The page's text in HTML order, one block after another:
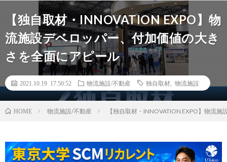
【独自取材・INNOVATION EXPO】物
流施設デベロッパー、付加価値の大き
さを全面にアピール
2021.10.19 17:50:52 物流施設/不動産 独自取材 物流施設
HOME 物流施設/不動産 【独自取材・INNOVATION EXPO】物流